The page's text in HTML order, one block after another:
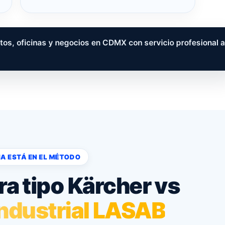
oficinas y negocios en CDMX con servicio profesional a
ESTÁ EN EL MÉTODO
tipo Kärcher vs
LASAB